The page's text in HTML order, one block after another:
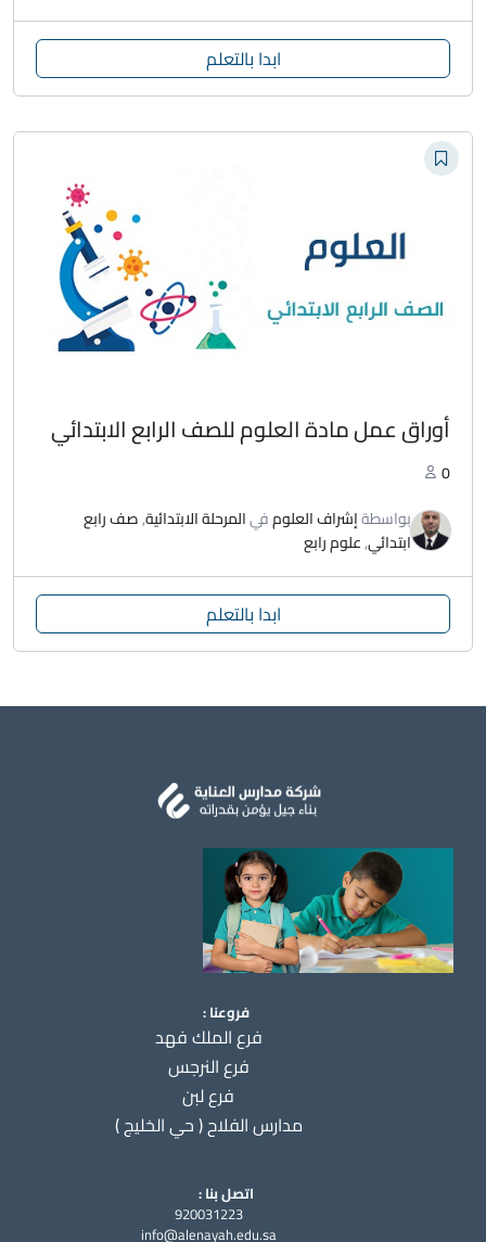
ابدا بالتعلم
أوراق عمل مادة العلوم للصف الرابع الابتدائي
0
بواسطةإشراف العلومفيالمرحلة الابتدائية,صف رابع
ابتدائي,علوم رابع
ابدا بالتعلم
فروعنا :
فرع الملك فهد
فرع النرجس
فرع لبن
مدارس الفلاح ( حي الخليج )
اتصل بنا :
920031223
info@alenayah.edu.sa